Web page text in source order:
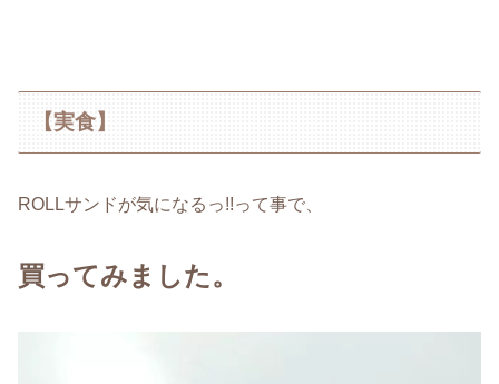
【実食】
ROLLサンドが気になるっ!!って事で、
買ってみました。